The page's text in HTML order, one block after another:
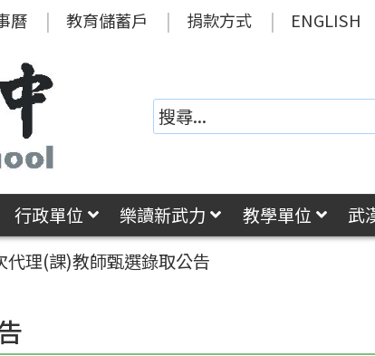
曆 教育儲蓄戶 捐款方式 ENGLISH
行政單位 樂讀新武力 教學單位
武
理(課)教師甄選錄取公告